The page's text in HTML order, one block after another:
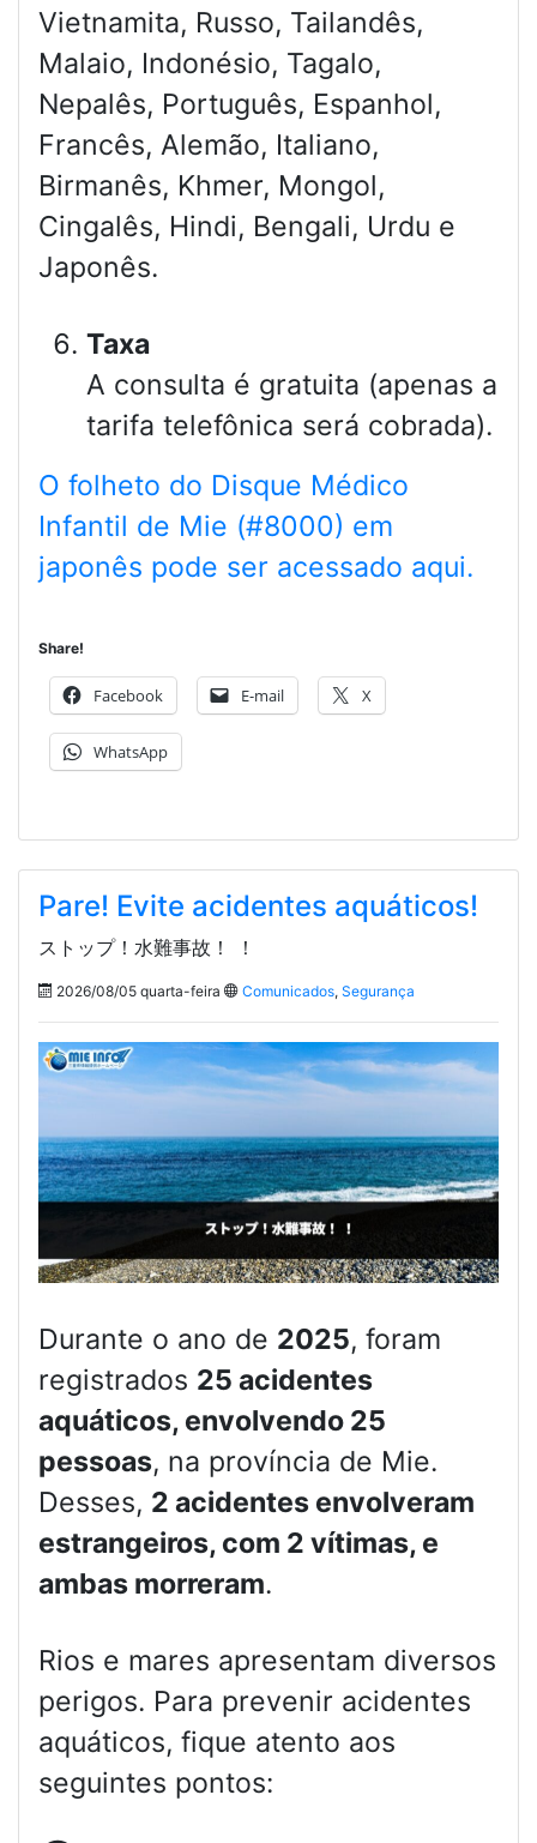
Vietnamita, Russo, Tailandês,
Malaio, Indonésio, Tagalo,
Nepalês, Português, Espanhol,
Francês, Alemão, Italiano,
Birmanês, Khmer, Mongol,
Cingalês, Hindi, Bengali, Urdu e
Japonês.
Taxa
A consulta é gratuita (apenas a
tarifa telefônica será cobrada).
O folheto do Disque Médico
Infantil de Mie (#8000) em
japonês pode ser acessado aqui.
Share!
Facebook E-mail X
WhatsApp
Pare! Evite acidentes aquáticos!
ストップ！水難事故！ ！
2026/08/05 quarta-feira Comunicados, Segurança
Durante o ano de 2025, foram
registrados 25 acidentes
aquáticos, envolvendo 25
pessoas, na província de Mie.
Desses, 2 acidentes envolveram
estrangeiros, com 2 vítimas, e
ambas morreram.
Rios e mares apresentam diversos
perigos. Para prevenir acidentes
aquáticos, fique atento aos
seguintes pontos: